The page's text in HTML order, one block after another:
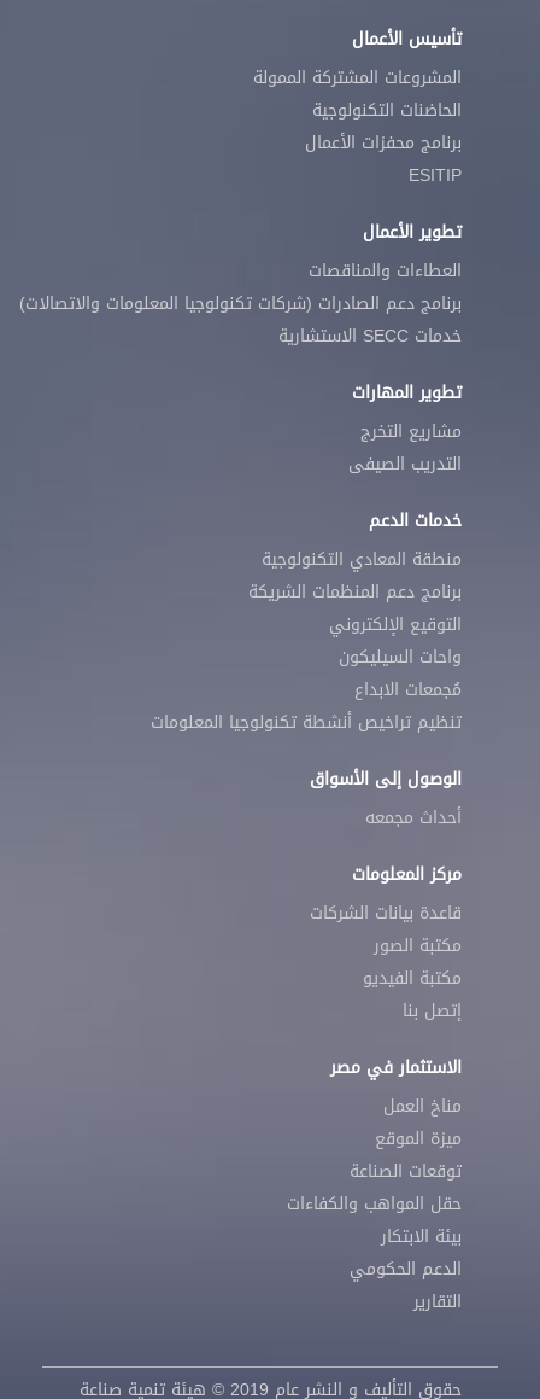
تأسيس الأعمال
المشروعات المشتركة الممولة
الحاضنات التكنولوجية
برنامج محفزات الأعمال
ESITIP
تطوير الأعمال
العطاءات والمناقصات
برنامج دعم الصادرات (شركات تكنولوجيا المعلومات والاتصالات)
خدمات SECC الاستشارية
تطوير المهارات
مشاريع التخرج
التدريب الصيفى
خدمات الدعم
منطقة المعادي التكنولوجية
برنامج دعم المنظمات الشريكة
التوقيع الإلكتروني
واحات السيليكون
مُجمعات الابداع
تنظيم تراخيص أنشطة تكنولوجيا المعلومات
الوصول إلى الأسواق
أحداث مجمعه
مركز المعلومات
قاعدة بيانات الشركات
مكتبة الصور
مكتبة الفيديو
إتصل بنا
الاستثمار في مصر
مناخ العمل
ميزة الموقع
توقعات الصناعة
حقل المواهب والكفاءات
بيئة الابتكار
الدعم الحكومي
التقارير
حقوق التأليف و النشر عام 2019 © هيئة تنمية صناعة